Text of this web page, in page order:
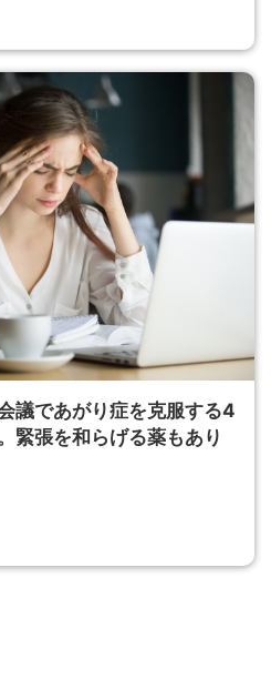
議であがり症を克服する4
緊張を和らげる薬もあり